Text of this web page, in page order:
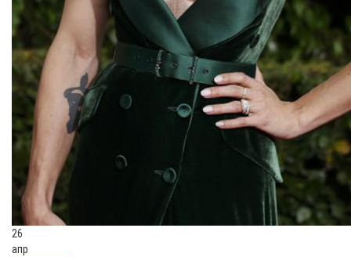
26
апр